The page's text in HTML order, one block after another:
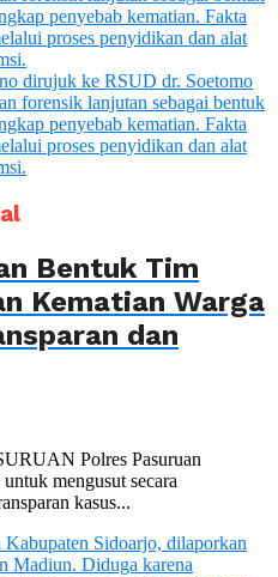
Bentuk Tim
Kematian Warga
dan
Polres Pasuruan
mengusut secara
kasus...